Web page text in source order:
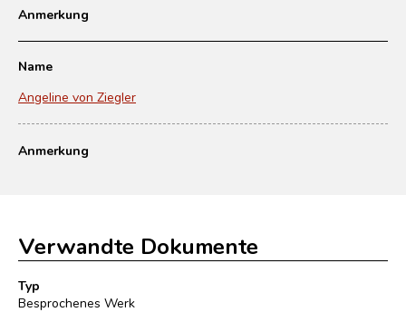
Anmerkung
Name
Angeline von Ziegler
Anmerkung
Verwandte Dokumente
Typ
Besprochenes Werk